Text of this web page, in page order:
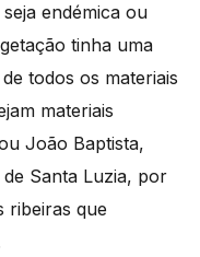
endémica ou
tinha uma
todos os materiais
materiais
João Baptista,
Santa Luzia, por
ribeiras que